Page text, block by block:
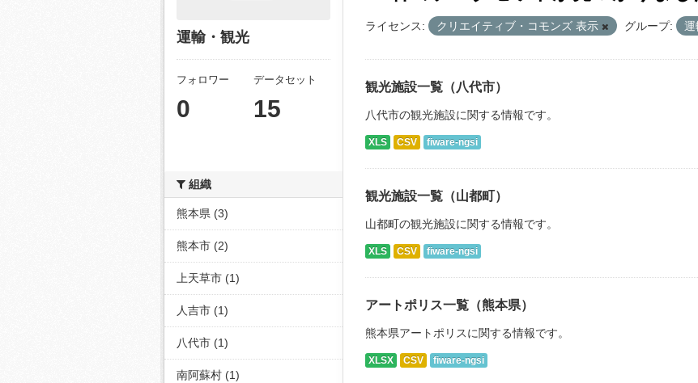
ライセンス: クリエイティブ・コモンズ 表示 グループ: 運
観光施設一覧（八代市）
八代市の観光施設に関する情報です。
XLS CSV fiware-ngsi
観光施設一覧（山都町）
山都町の観光施設に関する情報です。
XLS CSV fiware-ngsi
アートポリス一覧（熊本県）
熊本県アートポリスに関する情報です。
XLSX CSV fiware-ngsi
運輸・観光
フォロワー
0
データセット
15
組織
熊本県 (3)
熊本市 (2)
上天草市 (1)
人吉市 (1)
八代市 (1)
南阿蘇村 (1)